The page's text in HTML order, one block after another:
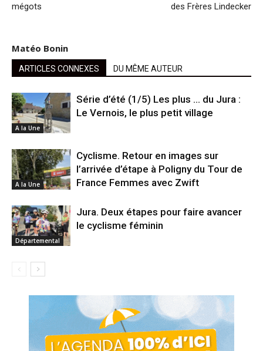
mégots
des Frères Lindecker
Matéo Bonin
ARTICLES CONNEXES DU MÊME AUTEUR
A la Une
Série d’été (1/5) Les plus … du Jura :
Le Vernois, le plus petit village
A la Une
Cyclisme. Retour en images sur
l’arrivée d’étape à Poligny du Tour de
France Femmes avec Zwift
Départemental
Jura. Deux étapes pour faire avancer
le cyclisme féminin